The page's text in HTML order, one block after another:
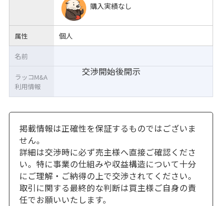
購入実績なし
属性 個人
交渉開始後開示
名前
ラッコM&A
利用情報
掲載情報は正確性を保証するものではございま
せん。
詳細は交渉時に必ず売主様へ直接ご確認くださ
い。特に事業の仕組みや収益構造について十分
にご理解・ご納得の上で交渉されてください。
取引に関する最終的な判断は買主様ご自身の責
任でお願いいたします。